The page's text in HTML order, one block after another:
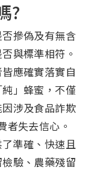
?
摻偽及有無含
與標準相符。
應確實落實自
」蜂蜜，不僅
涉及食品詐欺
者失去信心。
準確、快速且
驗、農藥殘留